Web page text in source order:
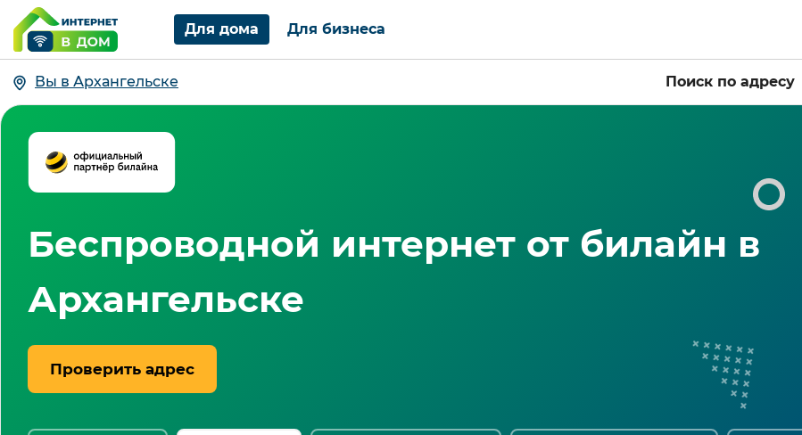
Для дома Для бизнеса
Вы в Архангельске Поиск по адресу
Беспроводной интернет от билайн в
Архангельске
Проверить адрес